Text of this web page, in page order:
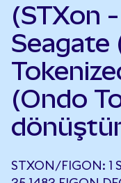
(STXon
Seagate
(Ondo
STXON/FIGON: 1